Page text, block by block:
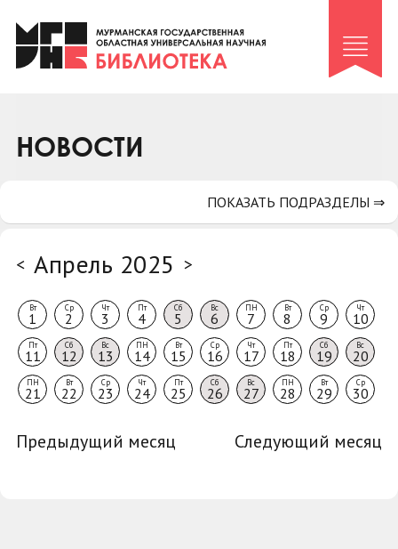
Клуб «Гиря и сельдерей»
Клуб «Семейный архив»
Коллегам
НОВОСТИ
< Апрель 2025 >
Вт
1
Ср
2
Чт
3
Пт
4
Сб
5
Вс
6
ПН
7
Вт
8
Ср
9
Чт
10
Пт
11
Сб
12
Вс
13
ПН
14
Вт
15
Ср
16
Чт
17
Пт
18
Сб
19
Вс
20
ПН
21
Вт
22
Ср
23
Чт
24
Пт
25
Сб
26
Вс
27
ПН
28
Вт
29
Ср
30
Предыдущий месяц Следующий месяц
ПОКАЗАТЬ ПОДРАЗДЕЛЫ ⇒